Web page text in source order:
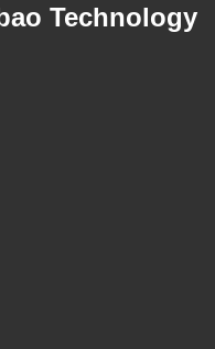
Technology